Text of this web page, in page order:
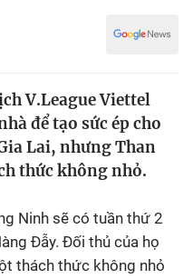
V.League Viettel
để tạo sức ép cho
Lai, nhưng Than
thức không nhỏ.
Ninh sẽ có tuần thứ 2
Đẫy. Đối thủ của họ
thách thức không nhỏ